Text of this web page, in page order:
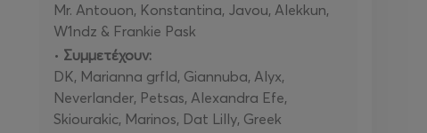
Mr. Antouon, Konstantina, Javou, Alekkun,
W1ndz & Frankie Pask
• Συμμετέχουν:
DK, Marianna grfld, Giannuba, Alyx,
Neverlander, Petsas, Alexandra Efe,
Skiourakic, Marinos, Dat Lilly, Greek